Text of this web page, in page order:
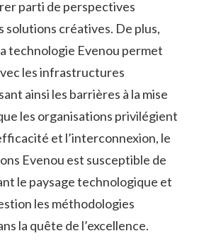
parti de perspectives
solutions créatives. De plus,
technologie Evenou permet
les infrastructures
ainsi les barrières à la mise
les organisations privilégient
et l’interconnexion, le
Evenou est susceptible de
le paysage technologique et
les méthodologies
la quête de l’excellence.